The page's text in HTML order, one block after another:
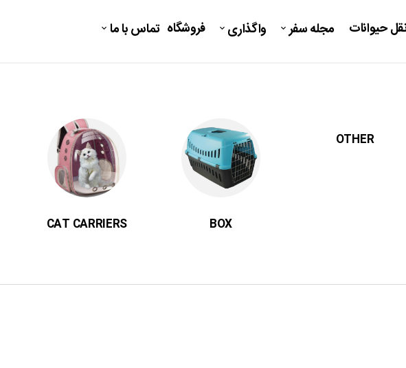
حیوانات مجله سفر واگذاری فروشگاه تماس با ما
OTHER
BOX
CAT CARRIERS